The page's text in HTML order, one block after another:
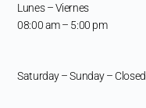
Lunes – Viernes
08:00 am – 5:00 pm
Saturday – Sunday – Closed